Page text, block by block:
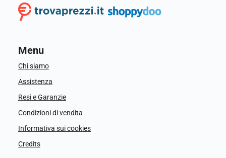
Menu
Chi siamo
Assistenza
Resi e Garanzie
Condizioni di vendita
Informativa sui cookies
Credits